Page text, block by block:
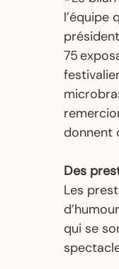
l’équipe
75
donnent
Des
Les
qui se